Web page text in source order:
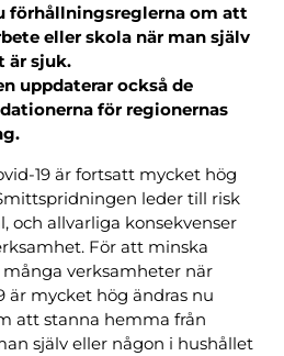
förhållningsreglerna om att
eller skola när man själv
är sjuk.
uppdaterar också de
för regionernas
19 är fortsatt mycket hög
leder till risk
och allvarliga konsekvenser
För att minska
verksamheter när
är mycket hög ändras nu
att stanna hemma från
själv eller någon i hushållet